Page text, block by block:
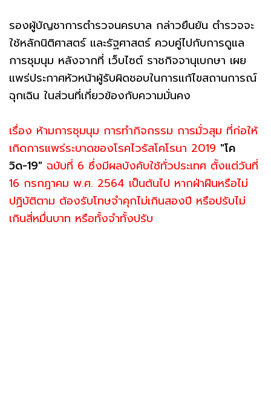
รองผู้บัญชาการตำรวจนครบาล กล่าวยืนยัน ตำรวจจะ
ใช้หลักนิติศาสตร์ และรัฐศาสตร์ ควบคู่ไปกับการดูแล
การชุมนุม หลังจากที่ เว็บไซต์ ราชกิจจานุเบกษา เผย
แพร่ประกาศหัวหน้าผู้รับผิดชอบในการแก้ไขสถานการณ์
ฉุกเฉิน ในส่วนที่เกี่ยวข้องกับความมั่นคง
เรื่อง ห้ามการชุมนุม การทำกิจกรรม การมั่วสุม ที่ก่อให้
เกิดการแพร่ระบาดของโรคไวรัสโคโรนา 2019 "โค
วิด-19" ฉบับที่ 6 ซึ่งมีผลบังคับใช้ทั่วประเทศ ตั้งแต่วันที่
16 กรกฎาคม พ.ศ. 2564 เป็นต้นไป หากฝ่าฝืนหรือไม่
ปฏิบัติตาม ต้องรับโทษจำคุกไม่เกินสองปี หรือปรับไม่
เกินสี่หมื่นบาท หรือทั้งจำทั้งปรับ